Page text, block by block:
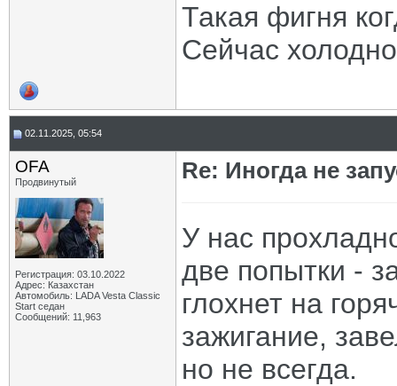
Такая фигня
Сейчас
02.11.2025, 05:54
OFA
Продвинутый
Регистрация: 03.10.2022
Адрес: Казахстан
Автомобиль: LADA Vesta Classic
Start седан
Сообщений: 11,963
Re: Иногда не
У нас
две попытки -
глохнет на
зажигание,
но не всегда.